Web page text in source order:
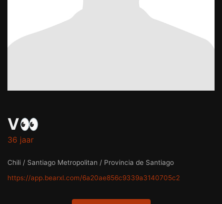
V👀
36 jaar
Chili / Santiago Metropolitan / Provincia de Santiago
https://app.bearxl.com/6a20ae856c9339a3140705c2